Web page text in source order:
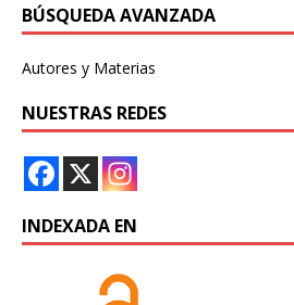
BÚSQUEDA AVANZADA
Autores y Materias
NUESTRAS REDES
INDEXADA EN